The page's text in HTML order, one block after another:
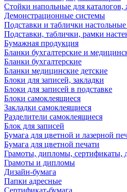
Стойки напольные для
Демонстрационные системы
Подставки и таблички
Подставки, таблички, рамки
Бумажная продукция
Бланки бухгалтерские и
Бланки бухгалтерские
Бланки медицинские детские
Блоки для записей, закладки
Блоки для записей в подставке
Блоки самоклеящиеся
Закладки самоклеящиеся
Разделители самоклеящиеся
Блок для записей
Бумага для цветной и лазерной
Бумага для цветной печати
Грамоты, дипломы, сертификаты,
Грамоты и дипломы
Дизайн-бумага
Папки адресные
Сертификат-бумага